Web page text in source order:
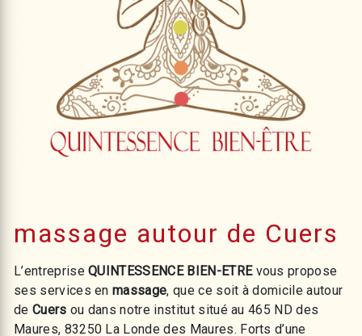
massage autour de Cuers
L’entrepriseQUINTESSENCE BIEN-ETREvous propose
ses services enmassage, que ce soit à domicile autour
de Cuers ou dans notre institut situé au 465 ND des
Maures, 83250 La Londe des Maures. Forts d’une